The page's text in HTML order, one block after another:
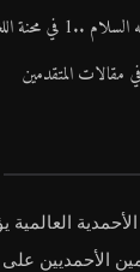
«الاشتهار»
مقالات المتقدمين
العالمية
الأحمديين